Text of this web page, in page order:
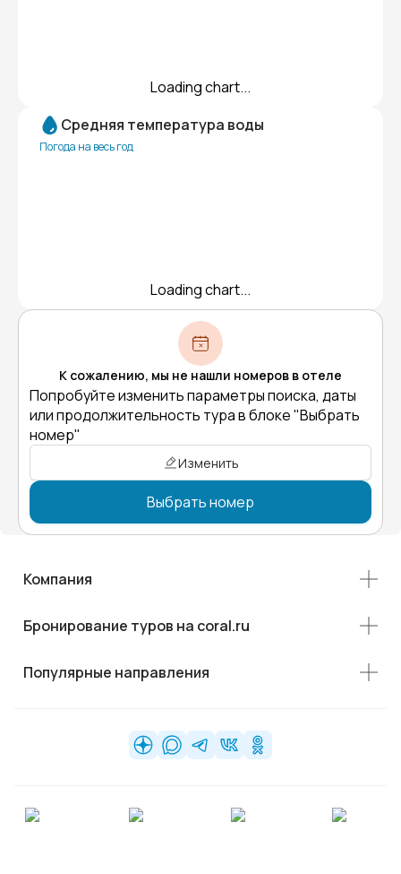
Loading chart...
Средняя температура воды
Погода на весь год
Loading chart...
К сожалению, мы не нашли номеров в отеле
Попробуйте изменить параметры поиска, даты
или продолжительность тура в блоке "Выбрать
номер"
Изменить
Выбрать номер
Компания
Бронирование туров на coral.ru
Популярные направления